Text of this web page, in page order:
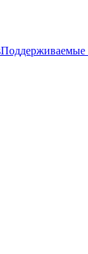
Поддерживаемые